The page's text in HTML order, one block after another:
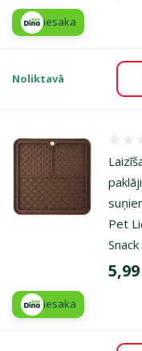
iesaka
Noliktavā
Pet
iesaka